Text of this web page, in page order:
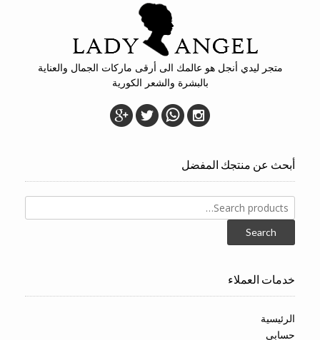
متجر ليدي أنجل هو عالمك الى أرقى ماركات الجمال والعناية
بالبشرة والشعر الكورية
أبحث عن منتجك المفضل
Search
for:
Search
خدمات العملاء
الرئيسية
حسابي